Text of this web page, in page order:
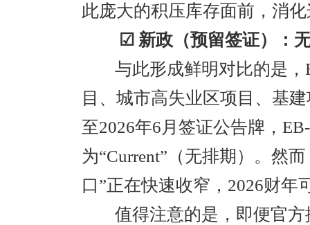
此庞大的积压库存面前，消
☑ 新政（预留签证）：
与此形成鲜明对比的是
目、城市高失业区项目、基
至2026年6月签证公告牌，
为“Current”（无排期）。然
口”正在快速收窄，2026财年
值得注意的是，即便官